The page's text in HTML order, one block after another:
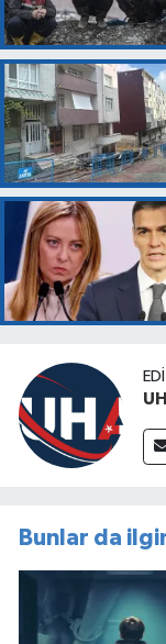
Bunlar da